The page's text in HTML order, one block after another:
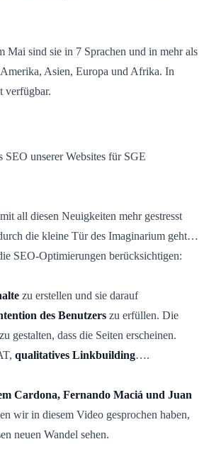
Mai sind sie in 7 Sprachen und in mehr als
Asien, Europa und Afrika. In
verfügbar.
unserer Websites für SGE
all diesen Neuigkeiten mehr gestresst
die kleine Tür des Imaginarium geht…
SEO-Optimierungen berücksichtigen:
zu erstellen und sie darauf
des Benutzers zu erfüllen. Die
gestalten, dass die Seiten erscheinen.
qualitatives Linkbuilding….
Cardona, Fernando Maciá und Juan
wir in diesem Video gesprochen haben,
neuen Wandel sehen.